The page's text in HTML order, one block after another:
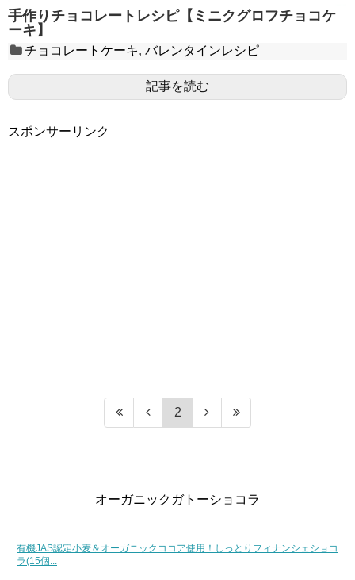
手作りチョコレートレシピ【ミニクグロフチョコケ
ーキ】
チョコレートケーキ, バレンタインレシピ
記事を読む
スポンサーリンク
2
オーガニックガトーショコラ
有機JAS認定小麦＆オーガニックココア使用！しっとりフィナンシェショコ
ラ(15個...